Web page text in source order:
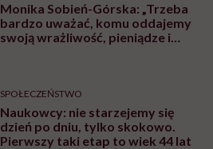
Monika Sobień-Górska: „Trzeba
bardzo uważać, komu oddajemy
swoją wrażliwość, pieniądze i
SPOŁECZEŃSTWO
Naukowcy: nie starzejemy się
dzień po dniu, tylko skokowo.
Pierwszy taki etap to wiek 44 lat